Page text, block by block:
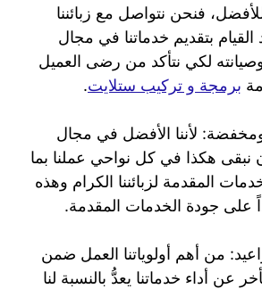
فنحن نتواصل مع زبائننا
بتقديم خدماتنا في مجال
لكي نتأكد من رضى العميل
برمجة و تركيب ستلايت.
لأننا الأفضل في مجال
نبقى هكذا في كل نواحي عملنا بما
المقدمة لزبائننا الكرام وهذه
على جودة الخدمات المقدمة.
من أهم أولوياتنا العمل ضمن
عن أداء خدماتنا يعدُّ بالنسبة لنا